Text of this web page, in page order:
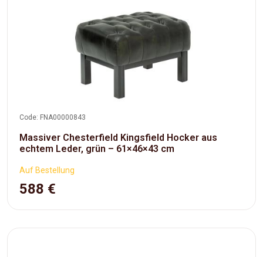
Code: FNA00000843
Massiver Chesterfield Kingsfield Hocker aus
echtem Leder, grün – 61×46×43 cm
Auf Bestellung
588 €